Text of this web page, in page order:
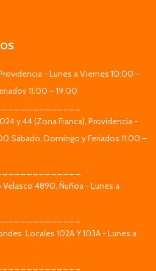
- Lunes a Viernes 10:00 –
11:00 – 19:00
y 44 (Zona Franca), Providencia -
Sábado, Domingo y Feriados 11:00 –
Velasco 4890, Ñuñoa - Lunes a
Locales 102A Y 103A - Lunes a